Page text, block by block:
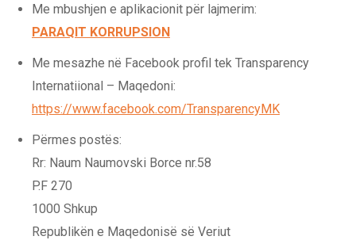
Me mbushjen e aplikacionit për lajmerim:
PARAQIT KORRUPSION
Me mesazhe në Facebook profil tek Transparency
Internatiional – Maqedoni:
https://www.facebook.com/TransparencyMK
Përmes postës:
Rr: Naum Naumovski Borce nr.58
P.F 270
1000 Shkup
Republikën e Maqedonisë së Veriut